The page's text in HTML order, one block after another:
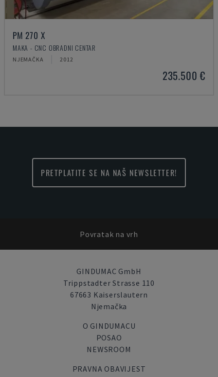
PM 270 X
MAKA - CNC OBRADNI CENTAR
NJEMAČKA 2012
235.500 €
PRETPLATITE SE NA NAŠ NEWSLETTER!
Povratak na vrh
GINDUMAC GmbH
Trippstadter Strasse 110
67663 Kaiserslautern
Njemačka
O GINDUMACU
POSAO
NEWSROOM
PRAVNA OBAVIJEST